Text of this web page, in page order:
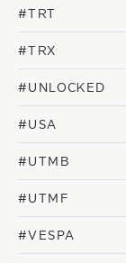
#TRT
#TRX
#UNLOCKED
#USA
#UTMB
#UTMF
#VESPA